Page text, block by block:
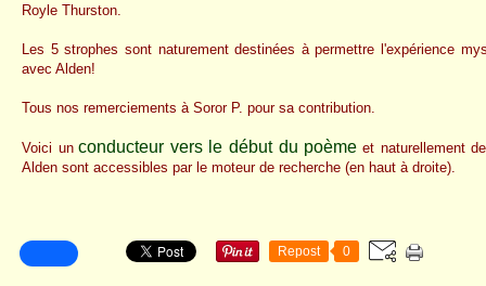
Royle Thurston.
Les 5 strophes sont naturement destinées à permettre l'expérience
avec Alden!
Tous nos remerciements à Soror P. pour sa contribution.
Voici un conducteur vers le début du poème et naturellement
Alden sont accessibles par le moteur de recherche (en haut à droite).
Repost 0